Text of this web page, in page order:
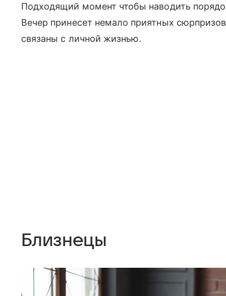
Подходящий момент чтобы наводить
Вечер принесет немало приятных
связаны с личной жизнью.
Близнецы